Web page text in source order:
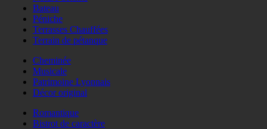
Bateau
Péniche
Terrasses Chauffées
Terrain de pétanque
Cheminée
Musicale
Patrimoine Lyonnais
Décor original
Romantique
Bistrot de caractère